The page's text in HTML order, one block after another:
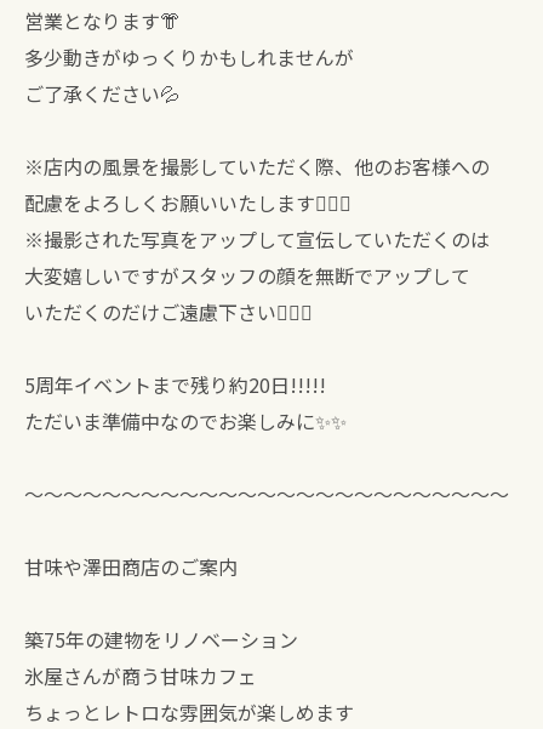
営業となります👘
多少動きがゆっくりかもしれませんが
ご了承ください💦
※店内の風景を撮影していただく際、他のお客様への
配慮をよろしくお願いいたします🙇🏻‍♀️
※撮影された写真をアップして宣伝していただくのは
大変嬉しいですがスタッフの顔を無断でアップして
いただくのだけご遠慮下さい🙇🏻‍♀️
5周年イベントまで残り約20日!!!!!
ただいま準備中なのでお楽しみに✨✨
〜〜〜〜〜〜〜〜〜〜〜〜〜〜〜〜〜〜〜〜〜〜〜〜〜
甘味や澤田商店のご案内
築75年の建物をリノベーション
氷屋さんが商う甘味カフェ
ちょっとレトロな雰囲気が楽しめます